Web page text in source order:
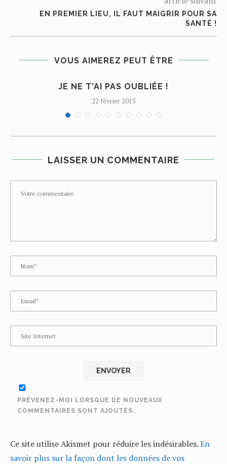
EN PREMIER LIEU, IL FAUT MAIGRIR POUR SA
SANTÉ !
VOUS AIMEREZ PEUT ÊTRE
JE NE T’AI PAS OUBLIÉE !
22 février 2015
LAISSER UN COMMENTAIRE
PRÉVENEZ-MOI LORSQUE DE NOUVEAUX
COMMENTAIRES SONT AJOUTÉS.
Ce site utilise Akismet pour réduire les indésirables.En
savoir plus sur la façon dont les données de vos